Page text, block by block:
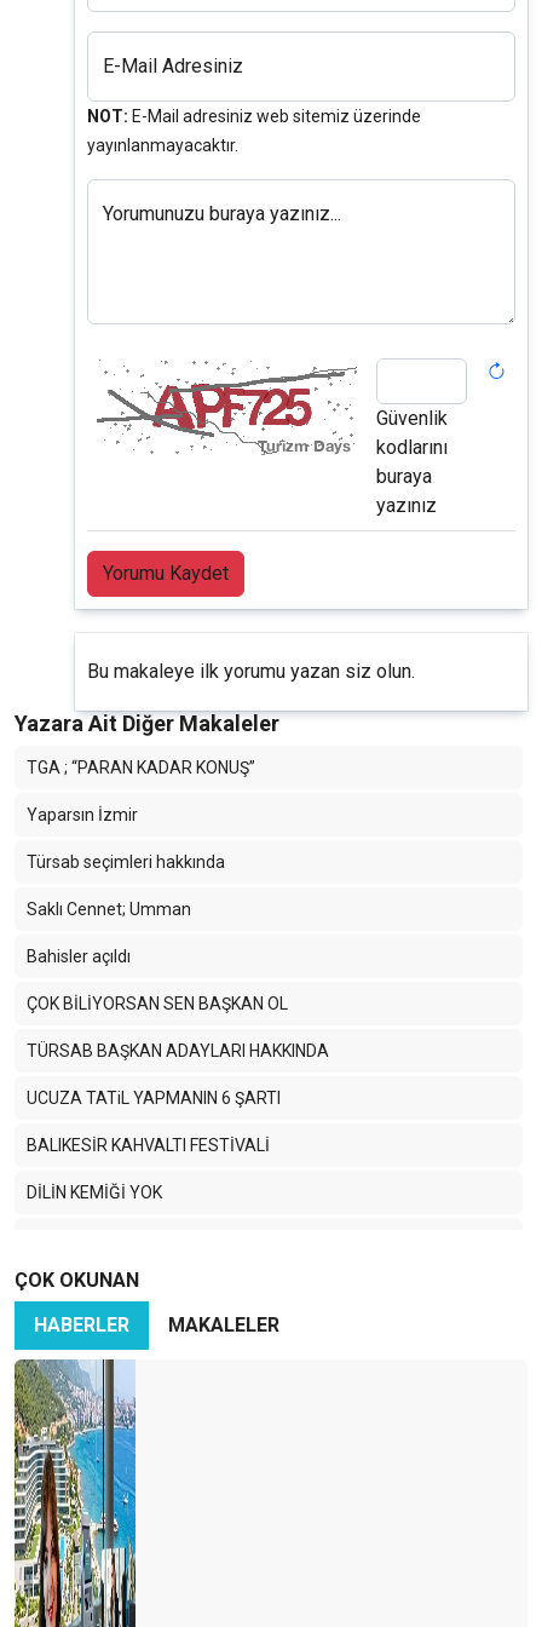
E-Mail Adresiniz
NOT: E-Mail adresiniz web sitemiz üzerinde
yayınlanmayacaktır.
Yorumunuzu buraya yazınız...
Güvenlik
kodlarını
buraya
yazınız
Yorumu Kaydet
Bu makaleye ilk yorumu yazan siz olun.
Yazara Ait Diğer Makaleler
TGA ; “PARAN KADAR KONUŞ”
Yaparsın İzmir
Türsab seçimleri hakkında
Saklı Cennet; Umman
Bahisler açıldı
ÇOK BİLİYORSAN SEN BAŞKAN OL
TÜRSAB BAŞKAN ADAYLARI HAKKINDA
UCUZA TATiL YAPMANIN 6 ŞARTI
BALIKESİR KAHVALTI FESTİVALİ
DİLİN KEMİĞİ YOK
MEVLANA ÇAĞIRIYOR
SEVGi EMEK iSTERMiŞ…
BAŞIM GÖZÜM ÜSTÜNE… DİYARBAKIR.
BIHTIH YA BIHTIH..!
TURİZMDE ANKARA
TURiZMCi BAHTSIZ BEDEVi…
Nedir bu TGA eziyeti?
Bakan TURSAB standını pas geçti ama…
ÇOK OKUNAN
HABERLER
MAKALELER